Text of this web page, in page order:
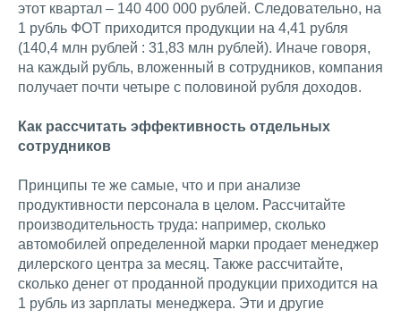
этот квартал – 140 400 000 рублей. Следовательно, на
1 рубль ФОТ приходится продукции на 4,41 рубля
(140,4 млн рублей : 31,83 млн рублей). Иначе говоря,
на каждый рубль, вложенный в сотрудников, компания
получает почти четыре с половиной рубля доходов.
Как рассчитать эффективность отдельных
сотрудников
Принципы те же самые, что и при анализе
продуктивности персонала в целом. Рассчитайте
производительность труда: например, сколько
автомобилей определенной марки продает менеджер
дилерского центра за месяц. Также рассчитайте,
сколько денег от проданной продукции приходится на
1 рубль из зарплаты менеджера. Эти и другие